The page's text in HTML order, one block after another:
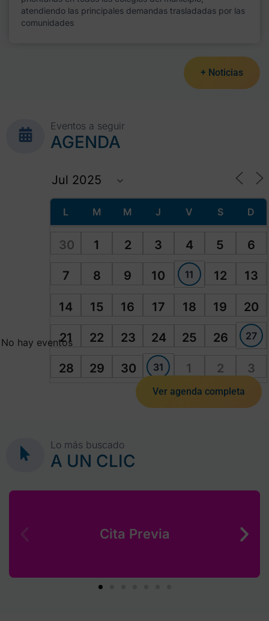
atendiendo las principales demandas trasladadas por las
comunidades
+ Noticias
Eventos a seguir
AGENDA
L M M J V S D
30 1 2 3 4 5 6
7 8 9 10 11 12 13
14 15 16 17 18 19 20
21 22 23 24 25 26 27
28 29 30 31 1 2 3
No hay eventos
Ver agenda completa
Lo más buscado
A UN CLIC
Cita Previa